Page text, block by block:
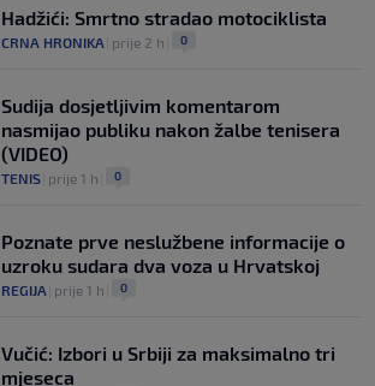
Hadžići: Smrtno stradao motociklista
CRNA HRONIKA prije 2 h 0
Sudija dosjetljivim komentarom
nasmijao publiku nakon žalbe tenisera
(VIDEO)
TENIS prije 1 h 0
Poznate prve neslužbene informacije o
uzroku sudara dva voza u Hrvatskoj
REGIJA prije 1 h 0
Vučić: Izbori u Srbiji za maksimalno tri
mjeseca